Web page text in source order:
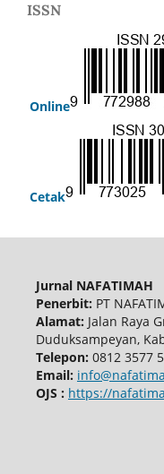
ISSN
Online
Cetak
Jurnal NAFATIMAH
Penerbit: PT
Alamat: Jalan Raya
Duduksampeyan,
Telepon: 0812 3577
Email:
OJS : https://